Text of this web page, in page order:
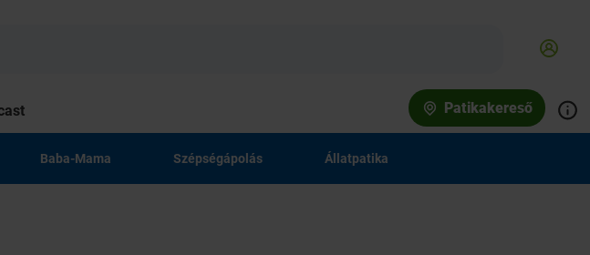
Patikakereső
Baba-Mama Szépségápolás Állatpatika